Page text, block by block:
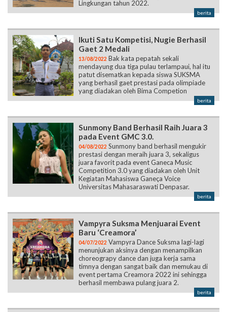
Ikuti Satu Kompetisi, Nugie Berhasil
Gaet 2 Medali
mendayung dua tiga pulau terlampaui, hal itu
patut disematkan kepada siswa SUKSMA
yang berhasil gaet prestasi pada olimpiade
yang diadakan oleh Bima Competion
berita
Sunmony Band Berhasil Raih Juara 3
pada Event GMC 3.0.
prestasi dengan meraih juara 3, sekaligus
juara favorit pada event Ganeca Music
Competition 3.0 yang diadakan oleh Unit
Kegiatan Mahasiswa Ganeça Voice
Universitas Mahasaraswati Denpasar.
Vampyra Suksma Menjuarai Event
Baru ‘Creamora’
menunjukan aksinya dengan menampilkan
choreograpy dance dan juga kerja sama
timnya dengan sangat baik dan memukau di
event pertama Creamora 2022 ini sehingga
berhasil membawa pulang juara 2.
PMR Wira Suksma Eratkan
Persahabatan Antar PMR Wira se-